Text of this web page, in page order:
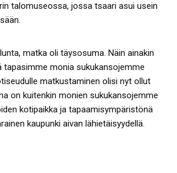
talomuseossa, jossa tsaari asui usein
matka oli täysosuma. Näin ainakin
tapasimme monia sukukansojemme
matkustaminen olisi nyt ollut
on kuitenkin monien sukukansojemme
kotipaikka ja tapaamisympäristönä
kaupunki aivan lähietäisyydellä.